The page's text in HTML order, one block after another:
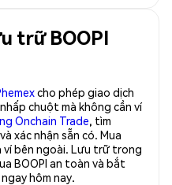
trữ BOOPI
cho phép giao dịch
chuột mà không cần ví
Onchain Trade, tìm
xác nhận sẵn có. Mua
ví bên ngoài. Lưu trữ trong
BOOPI an toàn và bắt
hôm nay.